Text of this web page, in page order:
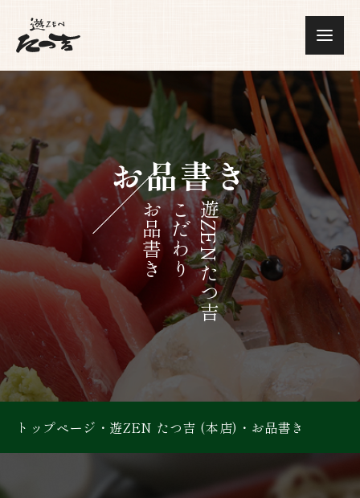
お品書き
遊ZENたつ吉
こだわり
お品書き
トップページ ・ 遊ZEN たつ吉 (本店) ・ お品書き